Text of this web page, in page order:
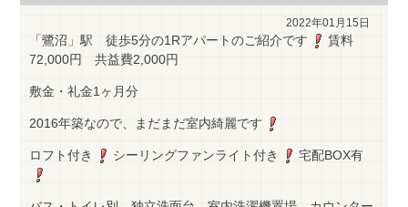
2022年01月15日
「鷺沼」駅 徒歩5分の1Rアパートのご紹介です
賃料
72,000円 共益費2,000円
敷金・礼金1ヶ月分
2016年築なので、まだまだ室内綺麗です
ロフト付き シーリングファンライト付き 宅配BOX有